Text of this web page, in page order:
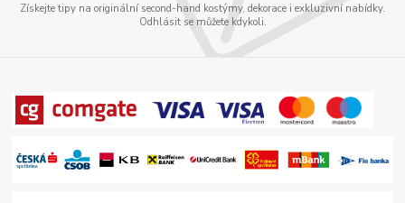
Získejte tipy na originální second-hand kostýmy, dekorace i exkluzivní nabídky.
Odhlásit se můžete kdykoli.